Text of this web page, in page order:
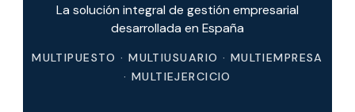
La solución integral de gestión empresarial
desarrollada en España
MULTIPUESTO · MULTIUSUARIO · MULTIEMPRESA
· MULTIEJERCICIO